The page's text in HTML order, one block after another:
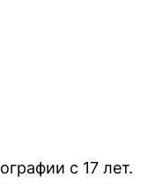
с 17 лет.